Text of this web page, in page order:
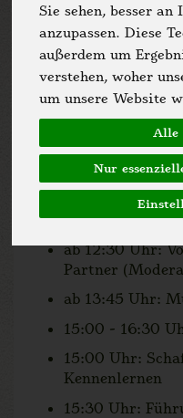
Sie sehen, besser an
anzupassen. Diese
außerdem um
verstehen, woher
um unsere Website
Alle
Nur
11:00 Uhr:
Bürgermeister/
Martin Meiwes
11:00 - 13:00
11:30 Uhr:
11:30 Uhr:
12:15 Uhr:
Kennenlernen
11:00 - 17:00
ab 12:30 Uhr:
Partner
ab 13:45 Uhr:
15:00 - 16:30
15:00 Uhr:
Kennenlernen
15:30 Uhr: